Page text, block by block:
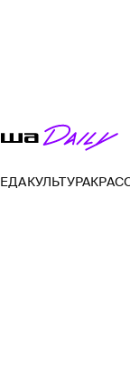
ЕДАКУЛЬТУРА